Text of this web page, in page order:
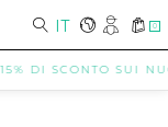
IT 0
DI SCONTO SUI